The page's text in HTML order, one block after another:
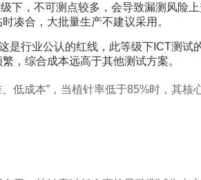
下，不可测点较多，会导致漏测风险
凑合，大批量生产不建议采用。
是行业公认的红线，此等级下ICT测
，综合成本远高于其他测试方案。
低成本”，当植针率低于85%时，其